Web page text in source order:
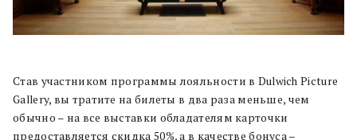
Став участником программы лояльности в Dulwich Picture
Gallery, вы тратите на билеты в два раза меньше, чем
обычно – на все выставки обладателям карточки
предоставляется скидка 50%, а в качестве бонуса –